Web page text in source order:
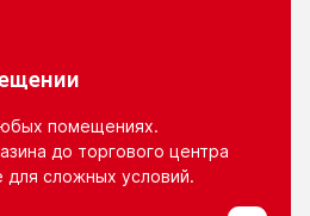
помещениях.
до торгового центра
сложных условий.